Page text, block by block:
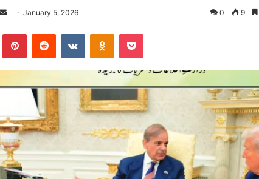
Send
email
January 5, 2026 0 9
PinterestReddit VKontakteOdnoklassniki
Pocket